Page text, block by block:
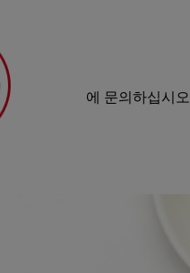
에 문의하십시오